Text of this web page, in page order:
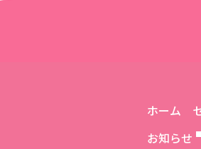
ホーム
お知らせ